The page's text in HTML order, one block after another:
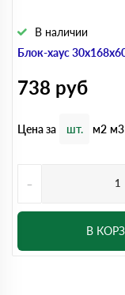
Блок-хаус
В наличии
738 руб
Цена за шт. м2 м3
-
В